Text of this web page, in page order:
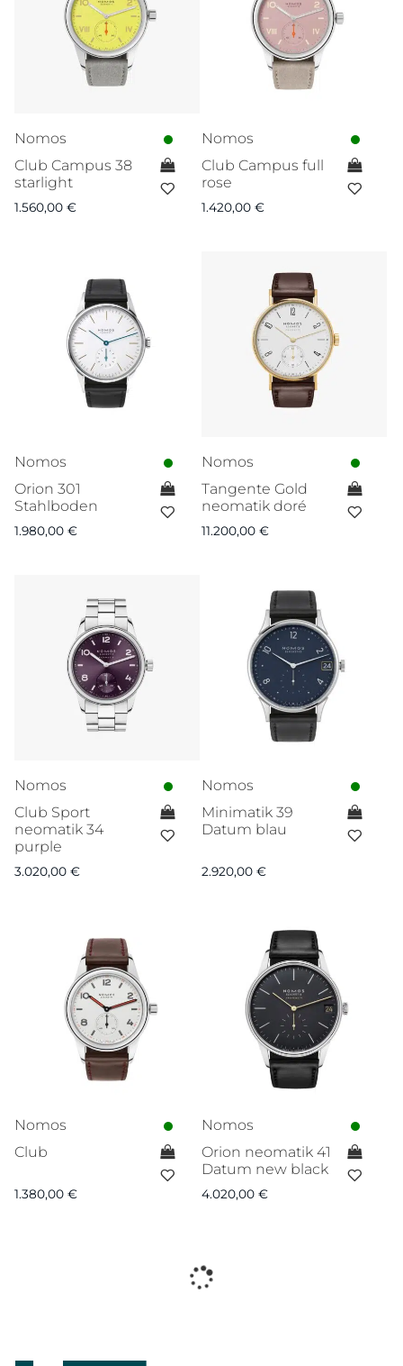
Nomos
Club Campus 38
starlight
1.560,00 €
Nomos
Club Campus full
rose
1.420,00 €
Nomos
Orion 301
Stahlboden
1.980,00 €
Nomos
Tangente Gold
neomatik doré
11.200,00 €
Nomos
Club Sport
neomatik 34
purple
3.020,00 €
Nomos
Minimatik 39
Datum blau
2.920,00 €
Nomos
Club
1.380,00 €
Nomos
Orion neomatik 41
Datum new black
4.020,00 €